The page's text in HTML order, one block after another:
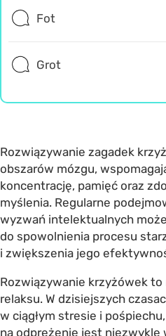
Fot
Grot
Rozwiązywanie zagadek
obszarów mózgu,
koncentrację, pamięć oraz
myślenia. Regularne
wyzwań intelektualnych
do spowolnienia procesu
i zwiększenia jego
Rozwiązywanie krzyżówek to
relaksu. W dzisiejszych
w ciągłym stresie i
na odprężenie jest niezwykle